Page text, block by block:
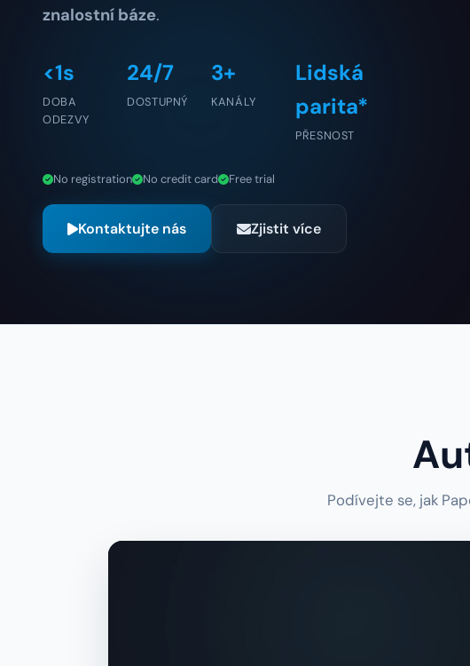
znalostní báze.
<1s
DOBA
ODEZVY
24/7
DOSTUPNÝ
3+
KANÁLY
Lidská
parita*
PŘESNOST
No registration No credit card Free trial
Kontaktujte nás Zjistit více
Podívejte se, jak